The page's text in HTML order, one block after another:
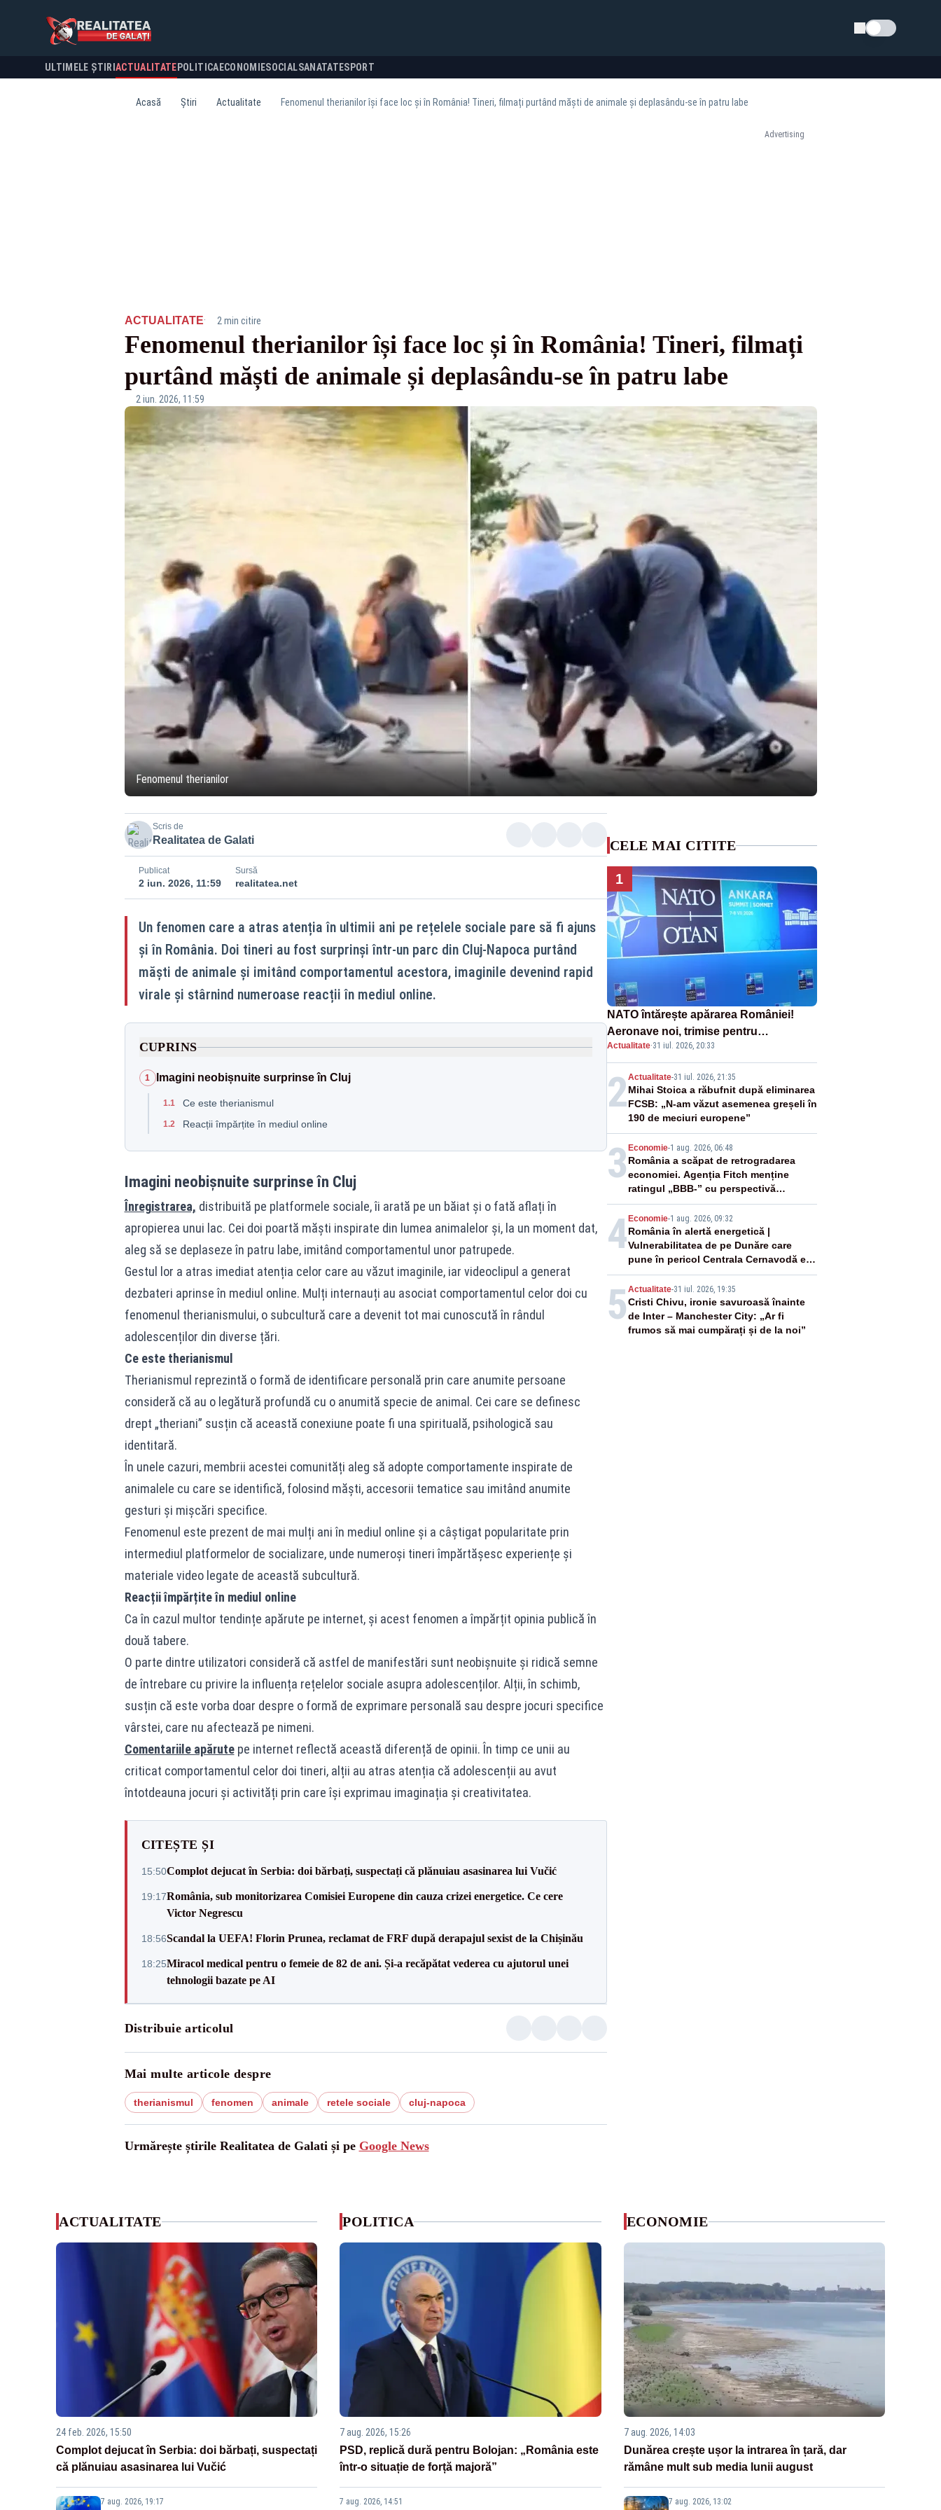
Schimba tema
ULTIMELE ȘTIRI ACTUALITATE POLITICA ECONOMIESOCIALSANATATESPORT
Acasă Știri Actualitate Fenomenul therianilor își face loc și în România! Tineri, filmați purtând măști de animale și deplasându-se în patru labe
Advertising
ACTUALITATE· 2 min citire
Fenomenul therianilor își face loc și în România! Tineri, filmați
purtând măști de animale și deplasându-se în patru labe
2 iun. 2026, 11:59
Fenomenul therianilor
Scris de
Realitatea de Galati
Publicat
2 iun. 2026, 11:59
Sursă
realitatea.net
Un fenomen care a atras atenția în ultimii ani pe rețelele sociale pare să fi ajuns
și în România. Doi tineri au fost surprinși într-un parc din Cluj-Napoca purtând
măști de animale și imitând comportamentul acestora, imaginile devenind rapid
virale și stârnind numeroase reacții în mediul online.
CUPRINS
1 Imagini neobișnuite surprinse în Cluj
1.1 Ce este therianismul
1.2 Reacții împărțite în mediul online
Imagini neobișnuite surprinse în Cluj
Înregistrarea, distribuită pe platformele sociale, îi arată pe un băiat și o fată aflați în
apropierea unui lac. Cei doi poartă măști inspirate din lumea animalelor și, la un moment dat,
aleg să se deplaseze în patru labe, imitând comportamentul unor patrupede.
Gestul lor a atras imediat atenția celor care au văzut imaginile, iar videoclipul a generat
dezbateri aprinse în mediul online. Mulți internauți au asociat comportamentul celor doi cu
fenomenul therianismului, o subcultură care a devenit tot mai cunoscută în rândul
adolescenților din diverse țări.
Ce este therianismul
Therianismul reprezintă o formă de identificare personală prin care anumite persoane
consideră că au o legătură profundă cu o anumită specie de animal. Cei care se definesc
drept „theriani” susțin că această conexiune poate fi una spirituală, psihologică sau
identitară.
În unele cazuri, membrii acestei comunități aleg să adopte comportamente inspirate de
animalele cu care se identifică, folosind măști, accesorii tematice sau imitând anumite
gesturi și mișcări specifice.
Fenomenul este prezent de mai mulți ani în mediul online și a câștigat popularitate prin
intermediul platformelor de socializare, unde numeroși tineri împărtășesc experiențe și
materiale video legate de această subcultură.
Reacții împărțite în mediul online
Ca în cazul multor tendințe apărute pe internet, și acest fenomen a împărțit opinia publică în
două tabere.
O parte dintre utilizatori consideră că astfel de manifestări sunt neobișnuite și ridică semne
de întrebare cu privire la influența rețelelor sociale asupra adolescenților. Alții, în schimb,
susțin că este vorba doar despre o formă de exprimare personală sau despre jocuri specifice
vârstei, care nu afectează pe nimeni.
Comentariile apărutepe internet reflectă această diferență de opinii. În timp ce unii au
criticat comportamentul celor doi tineri, alții au atras atenția că adolescenții au avut
întotdeauna jocuri și activități prin care își exprimau imaginația și creativitatea.
CITEȘTE ȘI
15:50Complot dejucat în Serbia: doi bărbați, suspectați că plănuiau asasinarea lui Vučić
19:17România, sub monitorizarea Comisiei Europene din cauza crizei energetice. Ce cere
Victor Negrescu
18:56Scandal la UEFA! Florin Prunea, reclamat de FRF după derapajul sexist de la Chișinău
18:25Miracol medical pentru o femeie de 82 de ani. Și-a recăpătat vederea cu ajutorul unei
tehnologii bazate pe AI
Distribuie articolul
Mai multe articole despre
therianismul fenomen animale retele sociale cluj-napoca
Urmărește știrile Realitatea de Galati și pe Google News
CELE MAI CITITE
1
NATO întărește apărarea României!
Aeronave noi, trimise pentru
interceptarea și distrugerea dronelor
Actualitate·31 iul. 2026, 20:33
2Actualitate-31 iul. 2026, 21:35
Mihai Stoica a răbufnit după eliminarea
FCSB: „N-am văzut asemenea greșeli în
190 de meciuri europene”
3 Economie-1 aug. 2026, 06:48
România a scăpat de retrogradarea
economiei. Agenția Fitch menține
ratingul „BBB-” cu perspectivă
negativă
4 Economie-1 aug. 2026, 09:32
România în alertă energetică |
Vulnerabilitatea de pe Dunăre care
pune în pericol Centrala Cernavodă era
cunoscută de pe vremea lui Ceaușescu
5 Actualitate-31 iul. 2026, 19:35
Cristi Chivu, ironie savuroasă înainte
de Inter – Manchester City: „Ar fi
frumos să mai cumpărați și de la noi”
ACTUALITATE
24 feb. 2026, 15:50
Complot dejucat în Serbia: doi bărbați, suspectați
că plănuiau asasinarea lui Vučić
7 aug. 2026, 19:17
POLITICA
7 aug. 2026, 15:26
PSD, replică dură pentru Bolojan: „România este
într-o situație de forță majoră”
7 aug. 2026, 14:51
ECONOMIE
7 aug. 2026, 14:03
Dunărea crește ușor la intrarea în țară, dar
rămâne mult sub media lunii august
7 aug. 2026, 13:02